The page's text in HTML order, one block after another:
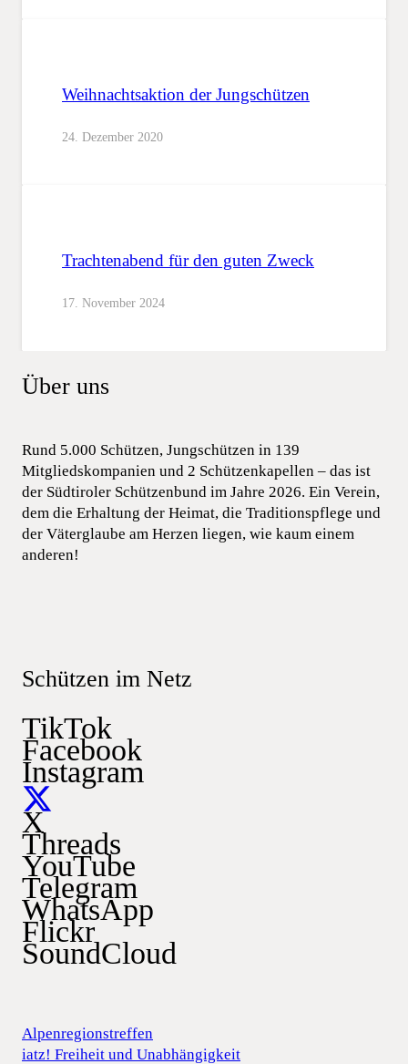
Weihnachtsaktion der Jungschützen
24. Dezember 2020
Trachtenabend für den guten Zweck
17. November 2024
Über uns
Rund 5.000 Schützen, Jungschützen in 139
Mitgliedskompanien und 2 Schützenkapellen – das ist
der Südtiroler Schützenbund im Jahre 2026. Ein Verein,
dem die Erhaltung der Heimat, die Traditionspflege und
der Väterglaube am Herzen liegen, wie kaum einem
anderen!
Schützen im Netz
TikTok
Facebook
Instagram
X
Threads
YouTube
Telegram
WhatsApp
Flickr
SoundCloud
Alpenregionstreffen
iatz! Freiheit und Unabhängigkeit